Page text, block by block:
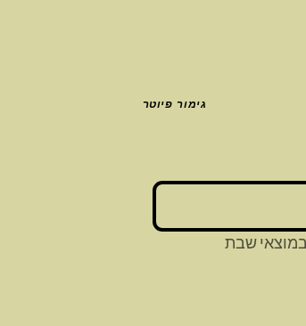
גימור פיוטר
שבת